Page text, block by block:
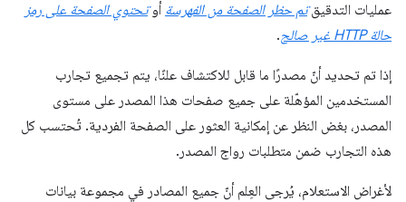
عمليات التدقيقتم حظر الصفحة من الفهرسة أوتحتوي الصفحة على رمز
حالة HTTP غير صالح
.
إذا تم تحديد أنّ مصدرًا ما قابل للاكتشاف علنًا، يتم تجميع تجارب
المستخدمين المؤهّلة على جميع صفحات هذا المصدر على مستوى
المصدر، بغض النظر عن إمكانية العثور على الصفحة الفردية. تُحتسب كل
هذه التجارب ضمن متطلبات رواج المصدر.
لأغراض الاستعلام، يُرجى العِلم أنّ جميع المصادر في مجموعة بيانات